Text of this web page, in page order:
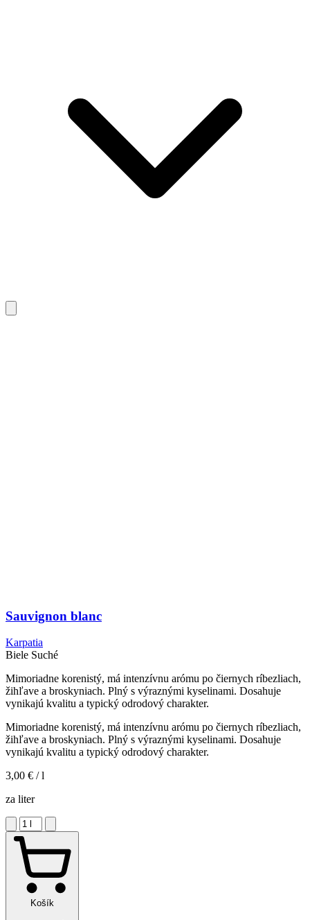
Sauvignon blanc
Karpatia
Biele Suché
Mimoriadne korenistý, má intenzívnu arómu po čiernych ríbezliach,
žihľave a broskyniach. Plný s výraznými kyselinami. Dosahuje
vynikajú kvalitu a typický odrodový charakter.
Mimoriadne korenistý, má intenzívnu arómu po čiernych ríbezliach,
žihľave a broskyniach. Plný s výraznými kyselinami. Dosahuje
vynikajú kvalitu a typický odrodový charakter.
3,00 € / l
za liter
Košík